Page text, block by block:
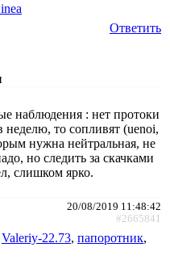
Ответить
наблюдения : нет протоки
неделю, то сопливят (uenoi,
нужна нейтральная, не
но следить за скачками
слишком ярко.
20/08/2019 11:48:42
#2665841
Valeriy-22.73, папоротник,